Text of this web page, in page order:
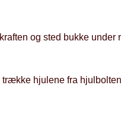
og sted bukke
hjulene fra